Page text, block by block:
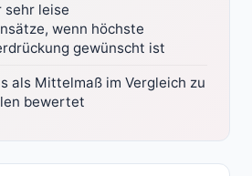
sehr leise
wenn höchste
gewünscht ist
als Mittelmaß im Vergleich zu
bewertet